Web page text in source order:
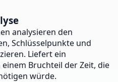
analysieren den
Schlüsselpunkte und
Liefert ein
Bruchteil der Zeit, die
würde.